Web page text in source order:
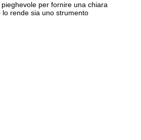
per fornire una chiara
rende sia uno strumento